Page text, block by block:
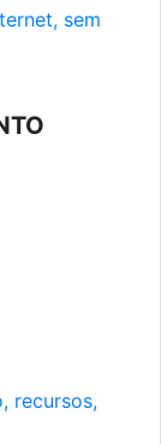
sem
recursos,